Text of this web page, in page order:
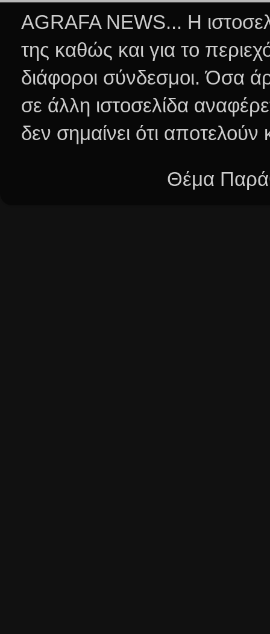
AGRAFA NEWS... Η
της καθώς και για το
διάφοροι σύνδεσμοι.Όσα
σε άλλη ιστοσελίδα
δεν σημαίνει ότι
Θέμα